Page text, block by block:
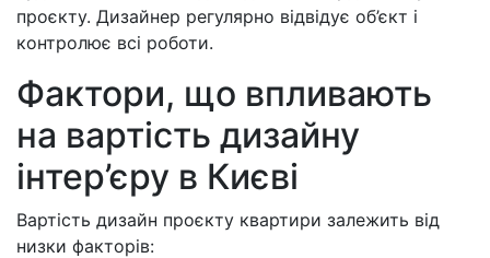
проєкту. Дизайнер регулярно відвідує об’єкт і
контролює всі роботи.
Фактори, що впливають
на вартість дизайну
інтер’єру в Києві
Вартість дизайн проєкту квартири залежить від
низки факторів: